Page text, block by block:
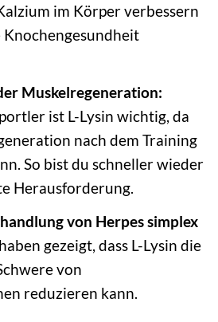
im Körper verbessern
Muskelregeneration:
ist L-Lysin wichtig, da
nach dem Training
So bist du schneller wieder
Herausforderung.
von Herpes simplex
gezeigt, dass L-Lysin die
von
reduzieren kann.